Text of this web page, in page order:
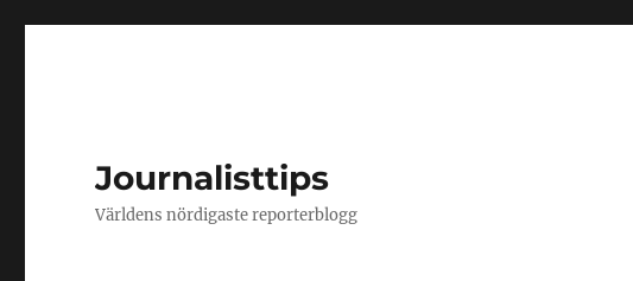
Journalisttips
Världens nördigaste reporterblogg